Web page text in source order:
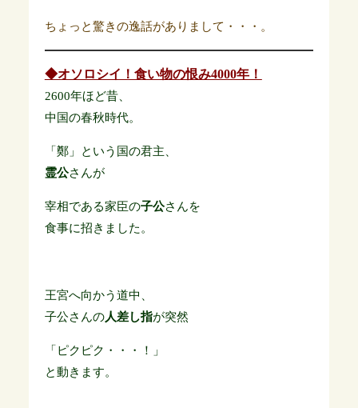
ちょっと驚きの逸話がありまして・・・。
◆オソロシイ！食い物の恨み4000年！
2600年ほど昔、
中国の春秋時代。
「鄭」という国の君主、
霊公さんが
宰相である家臣の子公さんを
食事に招きました。
王宮へ向かう道中、
子公さんの人差し指が突然
「ピクピク・・・！」
と動きます。